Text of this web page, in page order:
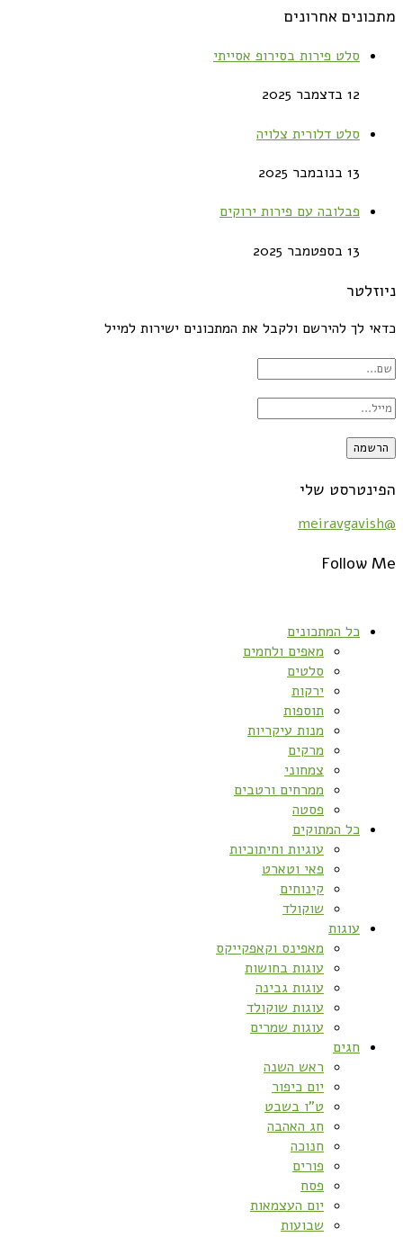
מתכונים אחרונים
סלט פירות בסירופ אסייתי
12 בדצמבר 2025
סלט דלורית צלויה
13 בנובמבר 2025
פבלובה עם פירות ירוקים
13 בספטמבר 2025
ניוזלטר
כדאי לך להירשם ולקבל את המתכונים ישירות למייל
הפינטרסט שלי
@meiravgavish
Follow Me
כל המתכונים
מאפים ולחמים
סלטים
ירקות
תוספות
מנות עיקריות
מרקים
צמחוני
ממרחים ורטבים
פסטה
כל המתוקים
עוגיות וחיתוכיות
פאי וטארט
קינוחים
שוקולד
עוגות
מאפינס וקאפקייקס
עוגות בחושות
עוגות גבינה
עוגות שוקולד
עוגות שמרים
חגים
ראש השנה
יום כיפור
ט”ו בשבט
חג האהבה
חנוכה
פורים
פסח
יום העצמאות
שבועות